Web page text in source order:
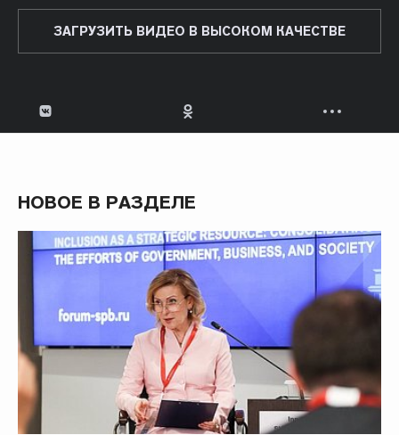
ЗАГРУЗИТЬ ВИДЕО В ВЫСОКОМ КАЧЕСТВЕ
НОВОЕ В РАЗДЕЛЕ